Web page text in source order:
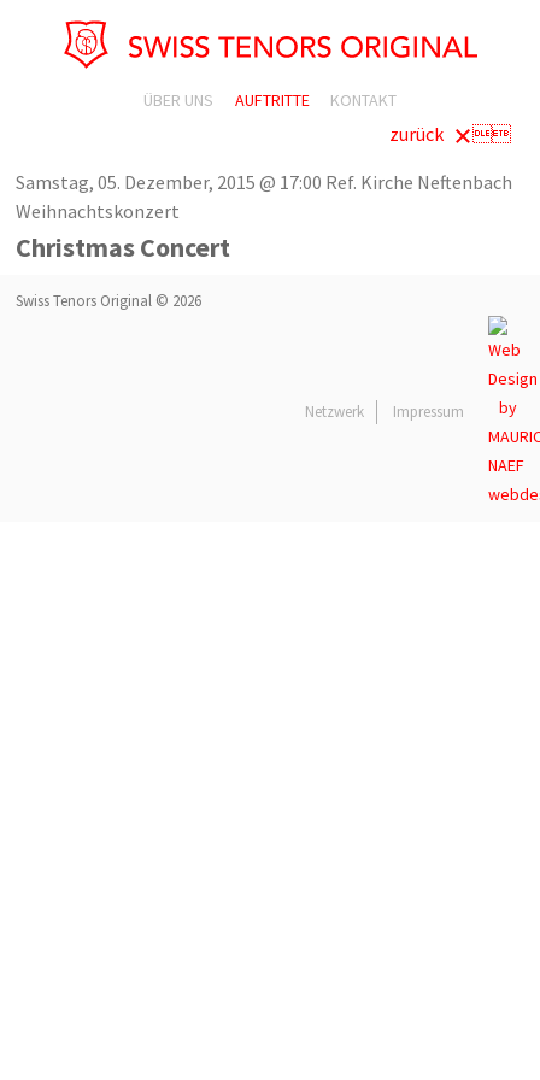
ÜBER UNS AUFTRITTE KONTAKT
zurück

Samstag, 05. Dezember, 2015 @ 17:00 Ref. Kirche Neftenbach
Weihnachtskonzert
Christmas Concert
Swiss Tenors Original © 2026
Netzwerk Impressum